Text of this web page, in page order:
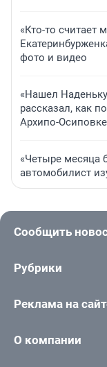
«Кто-то считает
фото и видео
«Нашел
рассказал, как
Архипо-Осиповке
«Четыре месяца
автомобилист
Сообщить
Рубрики
Реклама на
О компании